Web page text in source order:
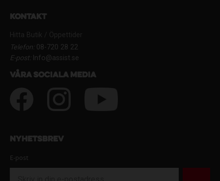
Kontakt
Hitta Butik / Öppettider
Telefon:08-720 28 22
E-post:Info@assist.se
Våra sociala media
Nyhetsbrev
E-post